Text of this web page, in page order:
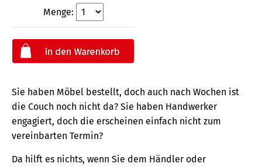
Menge:
Sie haben Möbel bestellt, doch auch nach Wochen ist
die Couch noch nicht da? Sie haben Handwerker
engagiert, doch die erscheinen einfach nicht zum
vereinbarten Termin?
Da hilft es nichts, wenn Sie dem Händler oder